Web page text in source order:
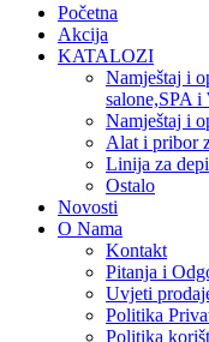
Početna
Akcija
KATALOZI
Namještaj i
salone,SPA i
Namještaj i
Alat i pribor
Linija za
Ostalo
Novosti
O Nama
Kontakt
Pitanja i
Uvjeti
Politika
Politika